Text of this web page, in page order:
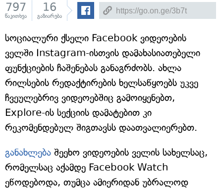
797
წაკითხვა
16
გაზიარება
სოციალური ქსელი Facebook ვიდეოების
ველში Instagram-ისთვის დამახასიათებელი
ფუნქციების ჩაშენებას განაგრძობს. ახლა
რილსების რედაქტირების ხელსაწყოებს უკვე
ჩვეულებრივ ვიდეოებშიც გამოიყენებთ,
Explore-ის სექციის დამატებით კი
რეკომენდებულ შიგთავსს დაათვალიერებთ.
განახლება შეეხო ვიდეოების ველის სახელსაც,
რომელსაც აქამდე Facebook Watch
ეწოდებოდა, თუმცა ამიერიდან უბრალოდ